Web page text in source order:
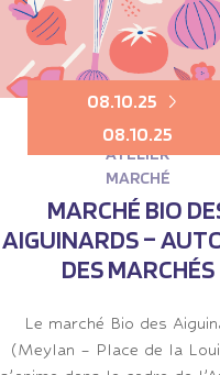
08.10.25
08.10.25
ATELIER
MARCHÉ
MARCHÉ BIO
AIGUINARDS –
DES MARCHÉS
Le marché Bio des
(Meylan – Place de la